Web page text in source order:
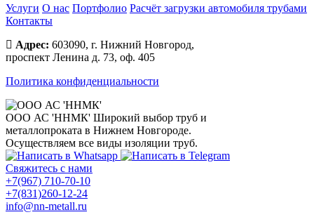
Услуги О нас Портфолио Расчёт загрузки автомобиля трубами
Контакты
Адрес: 603090, г. Нижний Новгород,
проспект Ленина д. 73, оф. 405
Политика конфиденциальности
ООО АС 'ННМК' Широкий выбор труб и
металлопроката в Нижнем Новгороде.
Осуществляем все виды изоляции труб.
Свяжитесь с нами
+7(967) 710-70-10
+7(831)260-12-24
info@nn-metall.ru